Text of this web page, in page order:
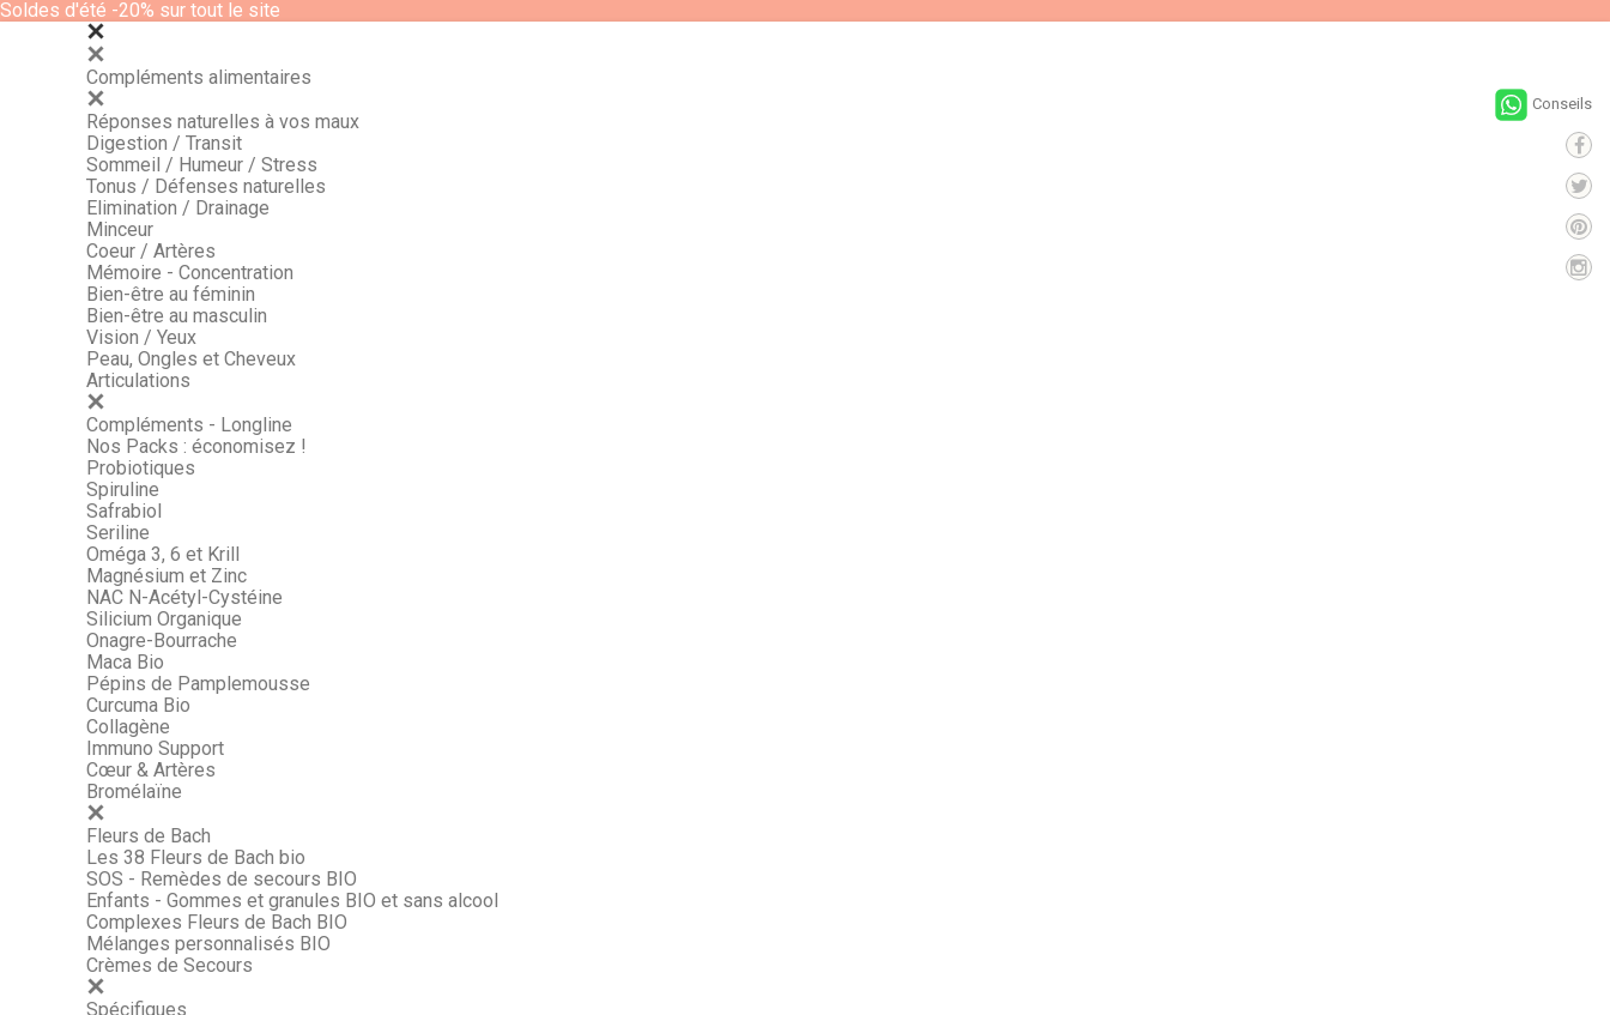
Soldes d'été -20% sur tout le site
Compléments alimentaires
Réponses naturelles à vos maux
Digestion / Transit
Sommeil / Humeur / Stress
Tonus / Défenses naturelles
Elimination / Drainage
Minceur
Coeur / Artères
Mémoire - Concentration
Bien-être au féminin
Bien-être au masculin
Vision / Yeux
Peau, Ongles et Cheveux
Articulations
Compléments - Longline
Nos Packs : économisez !
Probiotiques
Spiruline
Safrabiol
Seriline
Oméga 3, 6 et Krill
Magnésium et Zinc
NAC N-Acétyl-Cystéine
Silicium Organique
Onagre-Bourrache
Maca Bio
Pépins de Pamplemousse
Curcuma Bio
Collagène
Immuno Support
Cœur & Artères
Bromélaïne
Fleurs de Bach
Les 38 Fleurs de Bach bio
SOS - Remèdes de secours BIO
Enfants - Gommes et granules BIO et sans alcool
Complexes Fleurs de Bach BIO
Mélanges personnalisés BIO
Crèmes de Secours
Spécifiques
Conseils